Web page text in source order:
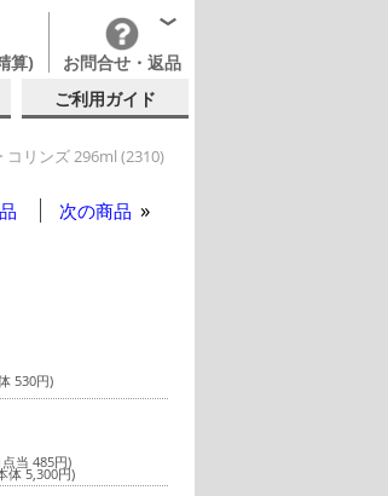
算) お問合せ・返品
ご利用ガイド
コリンズ 296ml (2310)
次の商品
530円)
点当 485円)
体 5,300円)